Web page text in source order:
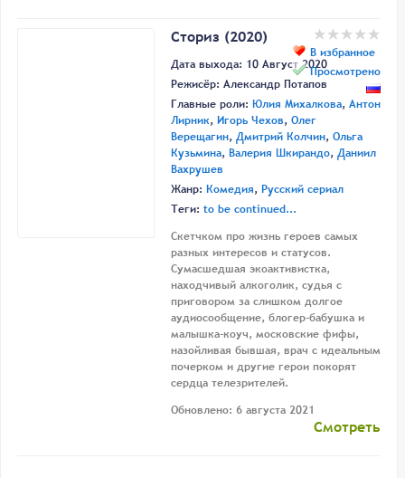
В избранное
Просмотрено
Сториз (2020)
Дата выхода: 10 Август 2020
Режисёр: Александр Потапов
Главные роли: Юлия Михалкова, Антон
Лирник, Игорь Чехов, Олег
Верещагин, Дмитрий Колчин, Ольга
Кузьмина, Валерия Шкирандо, Даниил
Вахрушев
Жанр: Комедия, Русский сериал
Теги: to be continued...
Скетчком про жизнь героев самых
разных интересов и статусов.
Сумасшедшая экоактивистка,
находчивый алкоголик, судья с
приговором за слишком долгое
аудиосообщение, блогер-бабушка и
малышка-коуч, московские фифы,
назойливая бывшая, врач с идеальным
почерком и другие герои покорят
сердца телезрителей.
Обновлено: 6 августа 2021
Смотреть